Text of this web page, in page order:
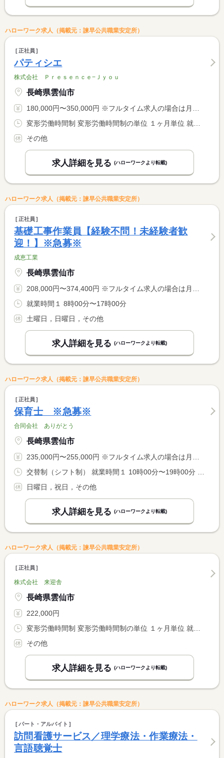
ハローワーク求人（掲載元：諫早公共職業安定所）
正社員
パティシエ
株式会社 Ｐｒｅｓｅｎｃｅ−Ｊｙｏｕ
長崎県雲仙市
180,000円〜350,000円 ※フルタイム求人の場合は月額（換算額）、パート求人の場合は時間額を表示しています。
その他
求人詳細を見る (ハローワークより転載)
ハローワーク求人（掲載元：諫早公共職業安定所）
正社員
基礎工事作業員【経験不問！未経験者歓
迎！】※急募※
成恵工業
長崎県雲仙市
208,000円〜374,400円 ※フルタイム求人の場合は月額（換算額）、パート求人の場合は時間額を表示しています。
就業時間１ 8時00分〜17時00分
土曜日，日曜日，その他
求人詳細を見る (ハローワークより転載)
ハローワーク求人（掲載元：諫早公共職業安定所）
正社員
保育士 ※急募※
合同会社 ありがとう
長崎県雲仙市
235,000円〜255,000円 ※フルタイム求人の場合は月額（換算額）、パート求人の場合は時間額を表示しています。
日曜日，祝日，その他
求人詳細を見る (ハローワークより転載)
ハローワーク求人（掲載元：諫早公共職業安定所）
正社員
株式会社 来迎舎
長崎県雲仙市
222,000円
その他
求人詳細を見る (ハローワークより転載)
ハローワーク求人（掲載元：諫早公共職業安定所）
パート・アルバイト
訪問看護サービス／理学療法・作業療法・
言語聴覚士